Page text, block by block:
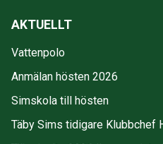
AKTUELLT
Vattenpolo
Anmälan hösten 2026
Simskola till hösten
Täby Sims tidigare Klubbchef